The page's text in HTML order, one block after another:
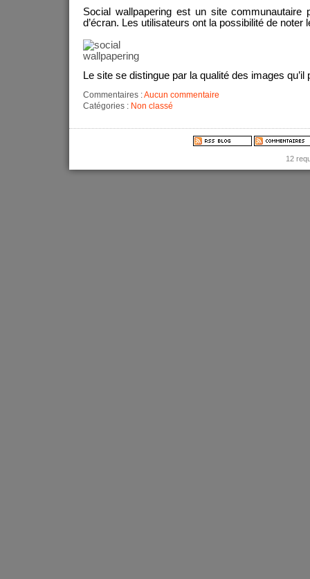
Social wallpapering est un site communautaire
d’écran. Les utilisateurs ont la possibilité de noter
Le site se distingue par la qualité des images qu’il
Commentaires :Aucun commentaire
Catégories : Non classé
12